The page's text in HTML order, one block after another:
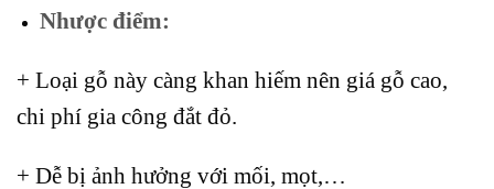
Nhược điểm:
+ Loại gỗ này càng khan hiếm nên giá gỗ cao,
chi phí gia công đắt đỏ.
+ Dễ bị ảnh hưởng với mối, mọt,…